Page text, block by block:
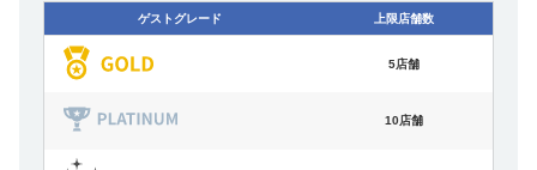
ゲストグレード 上限店舗数
5店舗
10店舗